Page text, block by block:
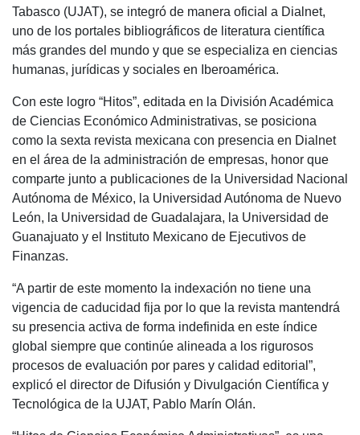
Tabasco (UJAT), se integró de manera oficial a Dialnet,
uno de los portales bibliográficos de literatura científica
más grandes del mundo y que se especializa en ciencias
humanas, jurídicas y sociales en Iberoamérica.
Con este logro “Hitos”, editada en la División Académica
de Ciencias Económico Administrativas, se posiciona
como la sexta revista mexicana con presencia en Dialnet
en el área de la administración de empresas, honor que
comparte junto a publicaciones de la Universidad Nacional
Autónoma de México, la Universidad Autónoma de Nuevo
León, la Universidad de Guadalajara, la Universidad de
Guanajuato y el Instituto Mexicano de Ejecutivos de
Finanzas.
“A partir de este momento la indexación no tiene una
vigencia de caducidad fija por lo que la revista mantendrá
su presencia activa de forma indefinida en este índice
global siempre que continúe alineada a los rigurosos
procesos de evaluación por pares y calidad editorial”,
explicó el director de Difusión y Divulgación Científica y
Tecnológica de la UJAT, Pablo Marín Olán.